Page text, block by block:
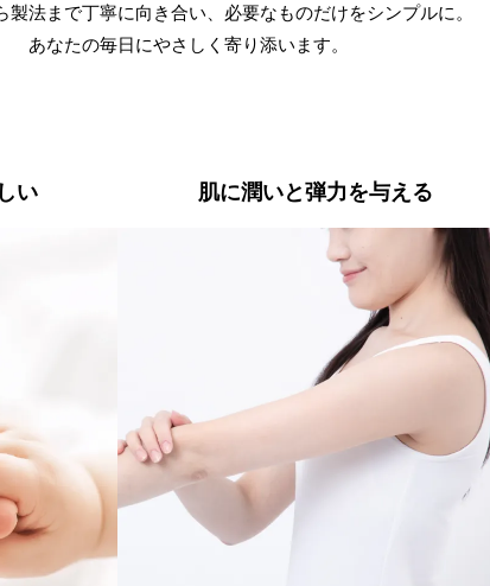
製法まで丁寧に向き合い、 必要なものだけをシンプルに。
あなたの毎日にやさしく寄り添います。
い 肌に潤いと弾力を与える